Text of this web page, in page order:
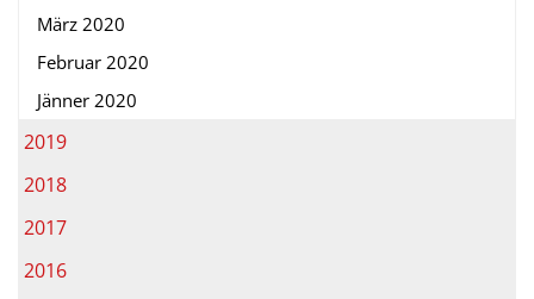
März 2020
Februar 2020
Jänner 2020
2019
2018
2017
2016